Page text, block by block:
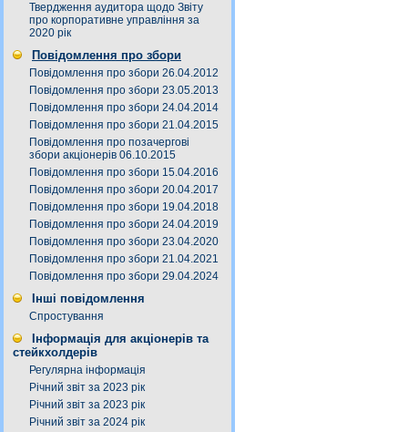
Твердження аудитора щодо Звіту
про корпоративне управління за
2020 рік
Повідомлення про збори
Повідомлення про збори 26.04.2012
Повідомлення про збори 23.05.2013
Повідомлення про збори 24.04.2014
Повідомлення про збори 21.04.2015
Повідомлення про позачергові
збори акціонерів 06.10.2015
Повідомлення про збори 15.04.2016
Повідомлення про збори 20.04.2017
Повідомлення про збори 19.04.2018
Повідомлення про збори 24.04.2019
Повідомлення про збори 23.04.2020
Повідомлення про збори 21.04.2021
Повідомлення про збори 29.04.2024
Інші повідомлення
Спростування
Інформація для акціонерів та
стейкхолдерів
Регулярна інформація
Річний звіт за 2023 рік
Річний звіт за 2023 рік
Річний звіт за 2024 рік